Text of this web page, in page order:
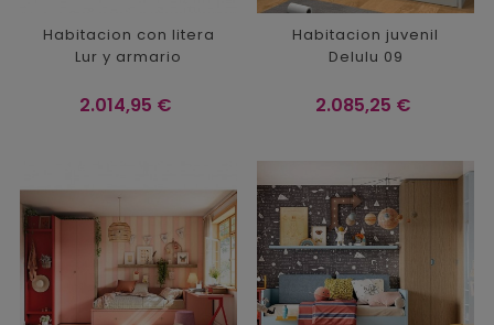
Habitacion con litera
Lur y armario
Precio
2.014,95 €
Habitacion juvenil
Delulu 09
Precio
2.085,25 €